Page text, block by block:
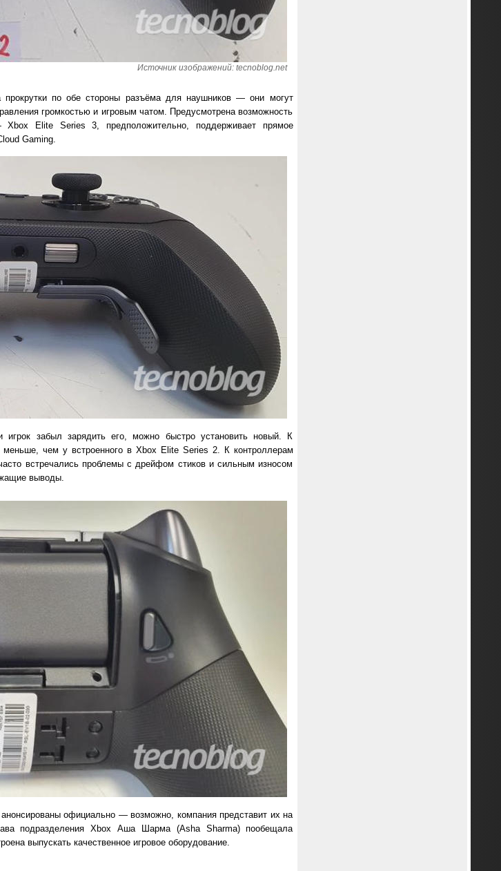
Источник изображений: tecnoblog.net
по обе стороны разъёма для наушников — они могут
громкостью и игровым чатом. Предусмотрена возможность
Elite Series 3, предположительно, поддерживает прямое
Gaming.
забыл зарядить его, можно быстро установить новый. К
чем у встроенного в Xbox Elite Series 2. К контроллерам
встречались проблемы с дрейфом стиков и сильным износом
выводы.
официально — возможно, компания представит их на
подразделения Xbox Аша Шарма (Asha Sharma) пообещала
выпускать качественное игровое оборудование.